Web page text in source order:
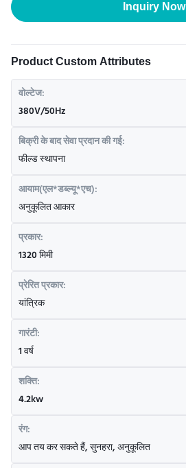
Inquiry Now
Product Custom Attributes
वोल्टेज:
380V/50Hz
बिक्री के बाद सेवा प्रदान की गई:
फील्ड स्थापना
आयाम(एल*डब्ल्यू*एच):
अनुकूलित आकार
प्रकार:
1320 मिमी
प्रेरित प्रकार:
यांत्रिक
गारंटी:
1 वर्ष
शक्ति:
4.2kw
रंग:
आप तय कर सकते हैं, सुनहरा, अनुकूलित